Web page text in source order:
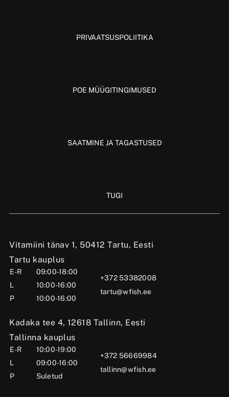
Vitamiini tänav 1, 50412 Tartu, Eesti
Tartu kauplus
E-R
09:00-18:00
L
10:00-16:00
P
10:00-16:00
+372 53382008
tartu@wfish.ee
Kadaka tee 4, 12618 Tallinn, Eesti
Tallinna kauplus
E-R
10:00-19:00
L
09:00-16:00
P
Suletud
+372 56669984
tallinn@wfish.ee
PRIVAATSUSPOLIITIKA
POE MÜÜGITINGIMUSED
SAATMINE JA TAGASTUSED
TUGI